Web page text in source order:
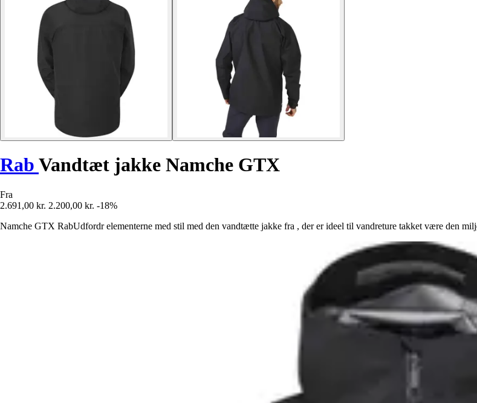
Rab Vandtæt jakke Namche GTX
Fra
2.691,00 kr. 2.200,00 kr. -18%
Namche GTX RabUdfordr elementerne med stil med den vandtætte jakke fra , der er ideel til vandreture takket være den